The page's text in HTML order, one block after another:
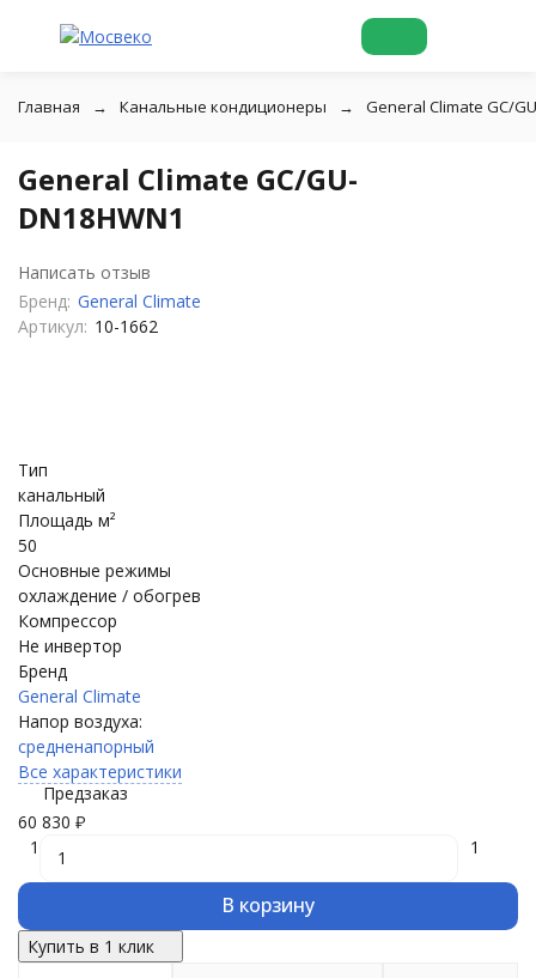
Главная Канальные кондиционеры General Climate GC/
General Climate GC/GU-
DN18HWN1
Написать отзыв
Бренд: General Climate
Артикул: 10-1662
Тип
канальный
Площадь м²
50
Основные режимы
охлаждение / обогрев
Компрессор
Не инвертор
Бренд
General Climate
Напор воздуха:
средненапорный
Все характеристики
Предзаказ
60 830 ₽
1
1
В корзину
Купить в 1 клик